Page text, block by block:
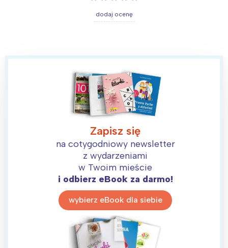
dodaj ocenę
Zapisz się
na cotygodniowy newsletter
z wydarzeniami
w Twoim mieście
i odbierz eBook za darmo!
wybierz eBook dla siebie
Wrocław
Śląsk
Wszystkie
Wybieram